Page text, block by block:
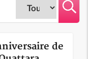
de